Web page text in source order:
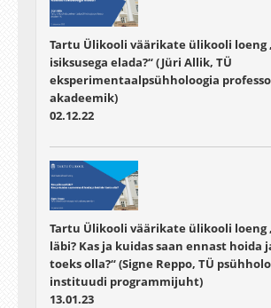
Tartu Ülikooli väärikate ülikooli loeng
isiksusega elada?“ (Jüri Allik, TÜ
eksperimentaalpsühholoogia
akadeemik)
02.12.22
Tartu Ülikooli väärikate ülikooli loeng
läbi? Kas ja kuidas saan ennast hoida
toeks olla?“ (Signe Reppo, TÜ
instituudi programmijuht)
13.01.23